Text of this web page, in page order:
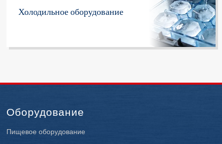
Холодильное оборудование
Оборудование
Пищевое оборудование